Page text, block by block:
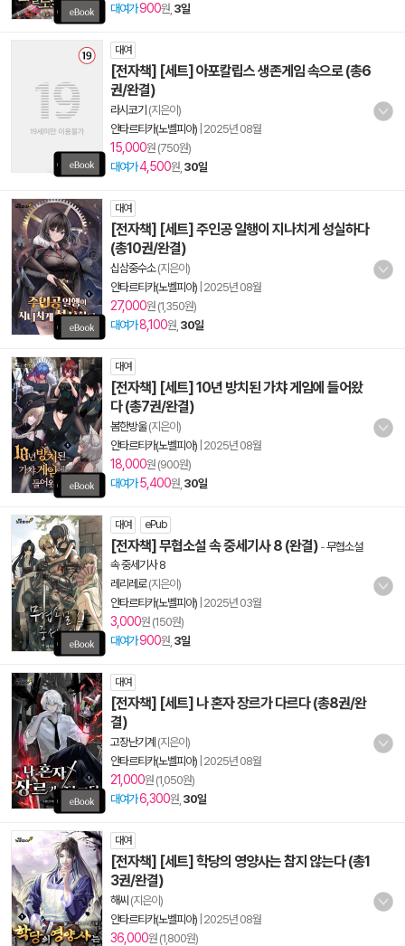
대여가900원, 3일
대여
[전자책] [세트] 아포칼립스 생존게임 속으로 (총6
권/완결)
라시코기 (지은이)
안타르티카(노벨피아) 2025년 08월
15,000원 (750원)
대여가4,500원, 30일
대여
[전자책] [세트] 주인공 일행이 지나치게 성실하다
(총10권/완결)
십삼중수소(지은이)
안타르티카(노벨피아) 2025년 08월
27,000원 (1,350원)
대여가8,100원, 30일
대여
[전자책] [세트] 10년 방치된 가챠 게임에 들어왔
다 (총7권/완결)
봄한방울(지은이)
안타르티카(노벨피아) 2025년 08월
18,000원 (900원)
대여가 5,400원, 30일
대여 ePub
[전자책] 무협소설 속 중세기사 8 (완결) -무협소설
속 중세기사 8
레리레로(지은이)
안타르티카(노벨피아) 2025년 03월
3,000원 (150원)
대여가900원, 3일
대여
[전자책] [세트] 나 혼자 장르가 다르다 (총8권/완
결)
고장난기계 (지은이)
안타르티카(노벨피아) 2025년 08월
21,000원 (1,050원)
대여가6,300원, 30일
대여
[전자책] [세트] 학당의 영양사는 참지 않는다 (총1
3권/완결)
해씨 (지은이)
안타르티카(노벨피아) 2025년 08월
36,000원 (1,800원)